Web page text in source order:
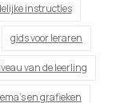
instructies
gids voor leraren
van de leerling
en grafieken